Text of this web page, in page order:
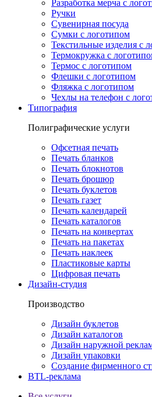
Разработка мерча с
Ручки
Сувенирная посуда
Сумки с логотипом
Текстильные изделия с
Термокружка с
Термос с логотипом
Флешки с логотипом
Фляжка с логотипом
Чехлы на телефон с
Типография
Полиграфические услуги
Офсетная печать
Печать бланков
Печать блокнотов
Печать брошюр
Печать буклетов
Печать газет
Печать календарей
Печать каталогов
Печать на конвертах
Печать на пакетах
Печать наклеек
Пластиковые карты
Цифровая печать
Дизайн-студия
Производство
Дизайн буклетов
Дизайн каталогов
Дизайн наружной
Дизайн упаковки
Создание фирменного
BTL-реклама